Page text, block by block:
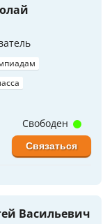
Свободен
Связаться
Васильевич